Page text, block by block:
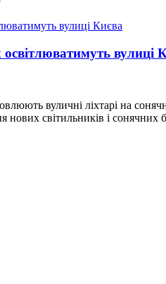
вулиці
вуличні ліхтарі на
нових світильників і